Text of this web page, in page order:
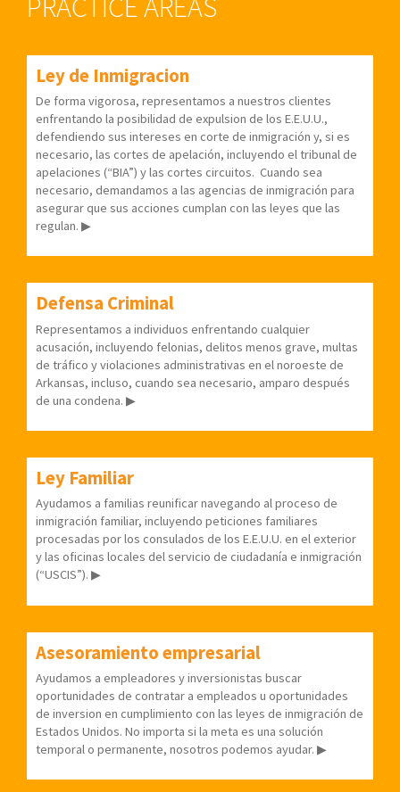
Ley de Inmigracion
De forma vigorosa, representamos a nuestros clientes
enfrentando la posibilidad de expulsion de los E.E.U.U.,
defendiendo sus intereses en corte de inmigración y, si es
necesario, las cortes de apelación, incluyendo el tribunal de
apelaciones (“BIA”) y las cortes circuitos. Cuando sea
necesario, demandamos a las agencias de inmigración para
asegurar que sus acciones cumplan con las leyes que las
regulan. ▶
Defensa Criminal
Representamos a individuos enfrentando cualquier
acusación, incluyendo felonias, delitos menos grave, multas
de tráfico y violaciones administrativas en el noroeste de
Arkansas, incluso, cuando sea necesario, amparo después
de una condena. ▶
Ley Familiar
Ayudamos a familias reunificar navegando al proceso de
inmigración familiar, incluyendo peticiones familiares
procesadas por los consulados de los E.E.U.U. en el exterior
y las oficinas locales del servicio de ciudadanía e inmigración
(“USCIS”). ▶
Asesoramiento empresarial
Ayudamos a empleadores y inversionistas buscar
oportunidades de contratar a empleados u oportunidades
de inversion en cumplimiento con las leyes de inmigración de
Estados Unidos. No importa si la meta es una solución
temporal o permanente, nosotros podemos ayudar. ▶